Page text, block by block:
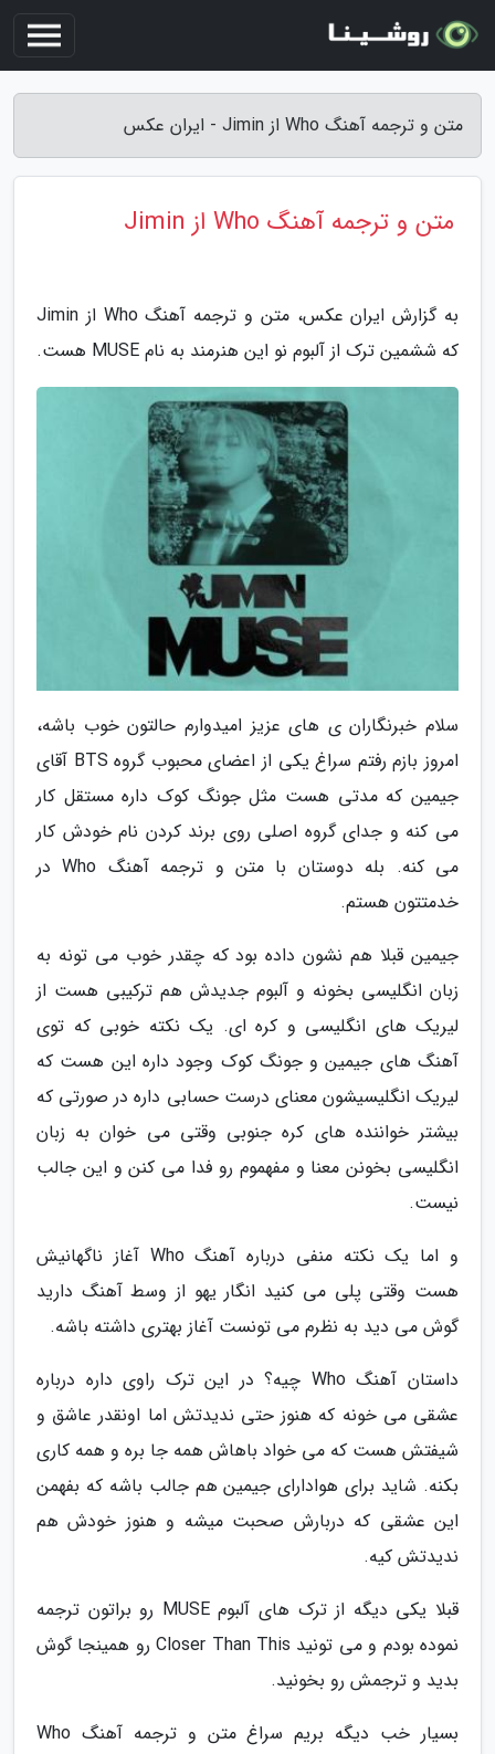
متن و ترجمه آهنگ Who از Jimin - ایران عکس
متن و ترجمه آهنگ Who از Jimin
به گزارش ایران عکس، متن و ترجمه آهنگ Who از Jimin
که ششمین ترک از آلبوم نو این هنرمند به نام MUSE هست.
سلام خبرنگاران ی های عزیز امیدوارم حالتون خوب باشه،
امروز بازم رفتم سراغ یکی از اعضای محبوب گروه BTS آقای
جیمین که مدتی هست مثل جونگ کوک داره مستقل کار
می کنه و جدای گروه اصلی روی برند کردن نام خودش کار
می کنه. بله دوستان با متن و ترجمه آهنگ Who در
خدمتتون هستم.
جیمین قبلا هم نشون داده بود که چقدر خوب می تونه به
زبان انگلیسی بخونه و آلبوم جدیدش هم ترکیبی هست از
لیریک های انگلیسی و کره ای. یک نکته خوبی که توی
آهنگ های جیمین و جونگ کوک وجود داره این هست که
لیریک انگلیسیشون معنای درست حسابی داره در صورتی که
بیشتر خواننده های کره جنوبی وقتی می خوان به زبان
انگلیسی بخونن معنا و مفهموم رو فدا می کنن و این جالب
نیست.
و اما یک نکته منفی درباره آهنگ Who آغاز ناگهانیش
هست وقتی پلی می کنید انگار یهو از وسط آهنگ دارید
گوش می دید به نظرم می تونست آغاز بهتری داشته باشه.
داستان آهنگ Who چیه؟ در این ترک راوی داره درباره
عشقی می خونه که هنوز حتی ندیدتش اما اونقدر عاشق و
شیفتش هست که می خواد باهاش همه جا بره و همه کاری
بکنه. شاید برای هوادارای جیمین هم جالب باشه که بفهمن
این عشقی که دربارش صحبت میشه و هنوز خودش هم
ندیدتش کیه.
قبلا یکی دیگه از ترک های آلبوم MUSE رو براتون ترجمه
نموده بودم و می تونید Closer Than This رو همینجا گوش
بدید و ترجمش رو بخونید.
بسیار خب دیگه بریم سراغ متن و ترجمه آهنگ Who